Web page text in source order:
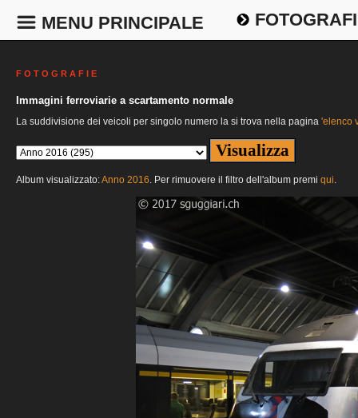
MENU PRINCIPALE
F O T O G R A F I E
Immagini ferroviarie a scartamento normale
La suddivisione dei veicoli per singolo numero la si trova nella pagina 'elenco
Album visualizzato:Anno 2016. Per rimuovere il filtro dell'album premi qui.